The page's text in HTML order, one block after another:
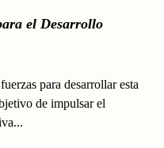
el Desarrollo
para desarrollar esta
de impulsar el